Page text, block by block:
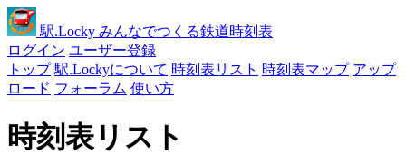
駅.Locky みんなでつくる鉄道時刻表
ログイン ユーザー登録
トップ 駅.Lockyについて 時刻表リスト 時刻表マップ アップ
ロード フォーラム 使い方
時刻表リスト